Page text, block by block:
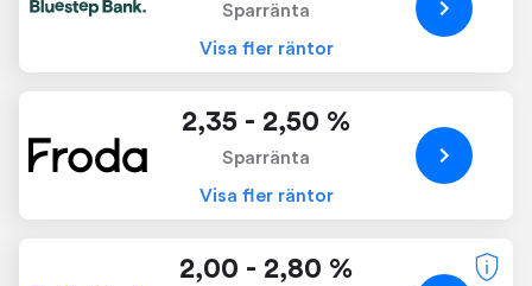
Sparränta
Visa fler räntor
2,35 - 2,50 %
Sparränta
Visa fler räntor
2,00 - 2,80 %